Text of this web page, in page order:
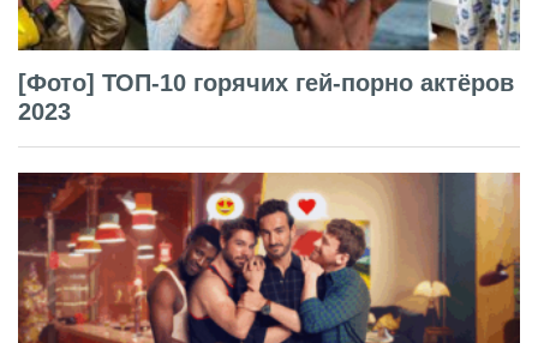
[Фото] ТОП-10 горячих гей-порно актёров
2023